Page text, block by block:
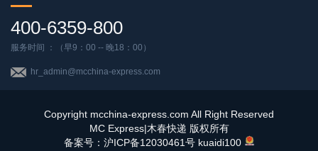
400-6359-800
服务时间 ：（早9：00 -- 晚18：00）
hr_admin@mcchina-express.com
Copyright mcchina-express.com All Right Reserved
MC Express|木春快递 版权所有
备案号：沪ICP备12030461号 kuaidi100